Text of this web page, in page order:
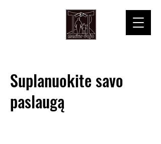
Suplanuokite savo
paslaugą